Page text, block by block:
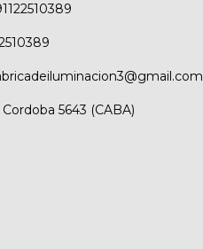
Cordoba 5643 (CABA)